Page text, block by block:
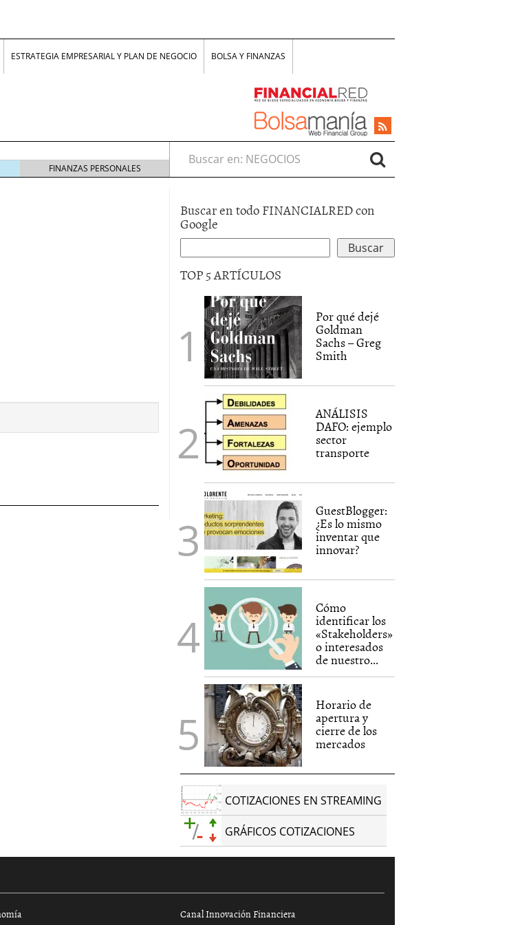
ESTRATEGIA EMPRESARIAL Y PLAN DE NEGOCIO BOLSA Y FINANZAS
laboral no protege,
FINANZAS PERSONALES
Buscar en:
Buscar en todo FINANCIALRED con
Google
TOP 5 ARTÍCULOS
Por qué dejé
Goldman
Sachs – Greg
Smith
ANÁLISIS
DAFO: ejemplo
sector
transporte
GuestBlogger:
¿Es lo mismo
inventar que
innovar?
Cómo
identificar los
«Stakeholders»
o interesados
de nuestro...
Horario de
apertura y
cierre de los
mercados
COTIZACIONES EN STREAMING
GRÁFICOS COTIZACIONES
Canal Innovación Financiera